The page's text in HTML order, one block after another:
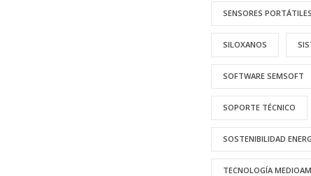
SENSORES PORTÁTILES
SILOXANOS
SOFTWARE SEMSOFT
SOPORTE TÉCNICO
SOSTENIBILIDAD
TECNOLOGÍA